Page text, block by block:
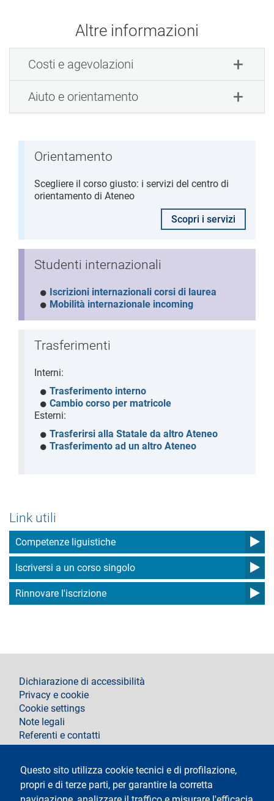
Altre informazioni
Costi e agevolazioni
Aiuto e orientamento
Orientamento
Scegliere il corso giusto: i servizi del centro di
orientamento di Ateneo
Scopri i servizi
Studenti internazionali
Iscrizioni internazionali corsi di laurea
Mobilità internazionale incoming
Trasferimenti
Interni:
Trasferimento interno
Cambio corso per matricole
Esterni:
Trasferirsi alla Statale da altro Ateneo
Trasferimento ad un altro Ateneo
Link utili
Competenze liguistiche
Iscriversi a un corso singolo
Rinnovare l'iscrizione
Questo sito utilizza cookie tecnici e di profilazione,
propri e di terze parti, per garantire la corretta
footer
Dichiarazione di accessibilità
Privacy e cookie
Cookie settings
Note legali
Referenti e contatti